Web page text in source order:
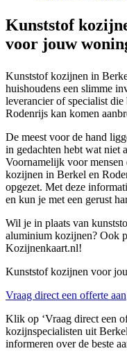
Kunststof
voor jouw
Kunststof kozijnen in
huishoudens een slimme
leverancier of specialist
Rodenrijs kan komen
De meest voor de hand
in gedachten hebt wat niet
Voornamelijk voor
kozijnen in Berkel en
opgezet. Met deze
en kun je met een gerust
Wil je in plaats van
aluminium kozijnen? Ook
Kozijnenkaart.nl!
Kunststof kozijnen voor
Vraag direct een offerte aan
Klik op ‘Vraag direct een
kozijnspecialisten uit
informeren over de beste